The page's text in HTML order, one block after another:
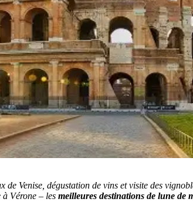
de Venise, dégustation de vins et visite des
Vérone – les meilleures destinations de lune de